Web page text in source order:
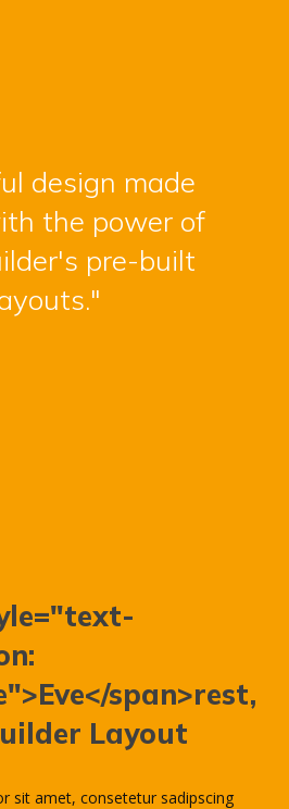
design made
the power of
pre-built
span>rest,
Layout
sit amet, consetetur sadipscing